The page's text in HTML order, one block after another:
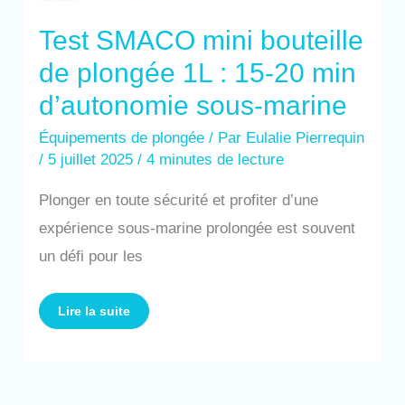
Test SMACO mini bouteille
de plongée 1L : 15-20 min
d’autonomie sous-marine
Équipements de plongée / Par Eulalie Pierrequin
/ 5 juillet 2025/4 minutes de lecture
Plonger en toute sécurité et profiter d’une
expérience sous-marine prolongée est souvent
un défi pour les
Lire la suite